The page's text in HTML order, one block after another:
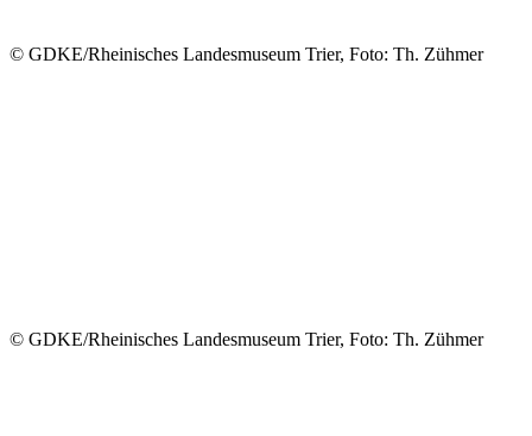
© GDKE/Rheinisches Landesmuseum Trier, Foto: Th. Zühmer
© GDKE/Rheinisches Landesmuseum Trier, Foto: Th. Zühmer